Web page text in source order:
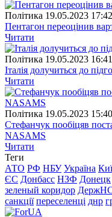
Полiтика 19.05.2023
Пентагон переоцінив
Читати
Полiтика 19.05.2023
Італія долучиться до
Читати
Полiтика 19.05.2023
Стефанчук пообіцяв
NASAMS
Читати
Теги
АТО РФ НБУ Україна
ЄС Донбасс НЗФ Донецк
зеленый коридор
санкції переселенці днр